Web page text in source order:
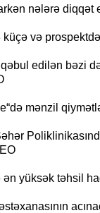
nələrə diqqət
və
edilən bəzi
mənzil
yüksək təhsil